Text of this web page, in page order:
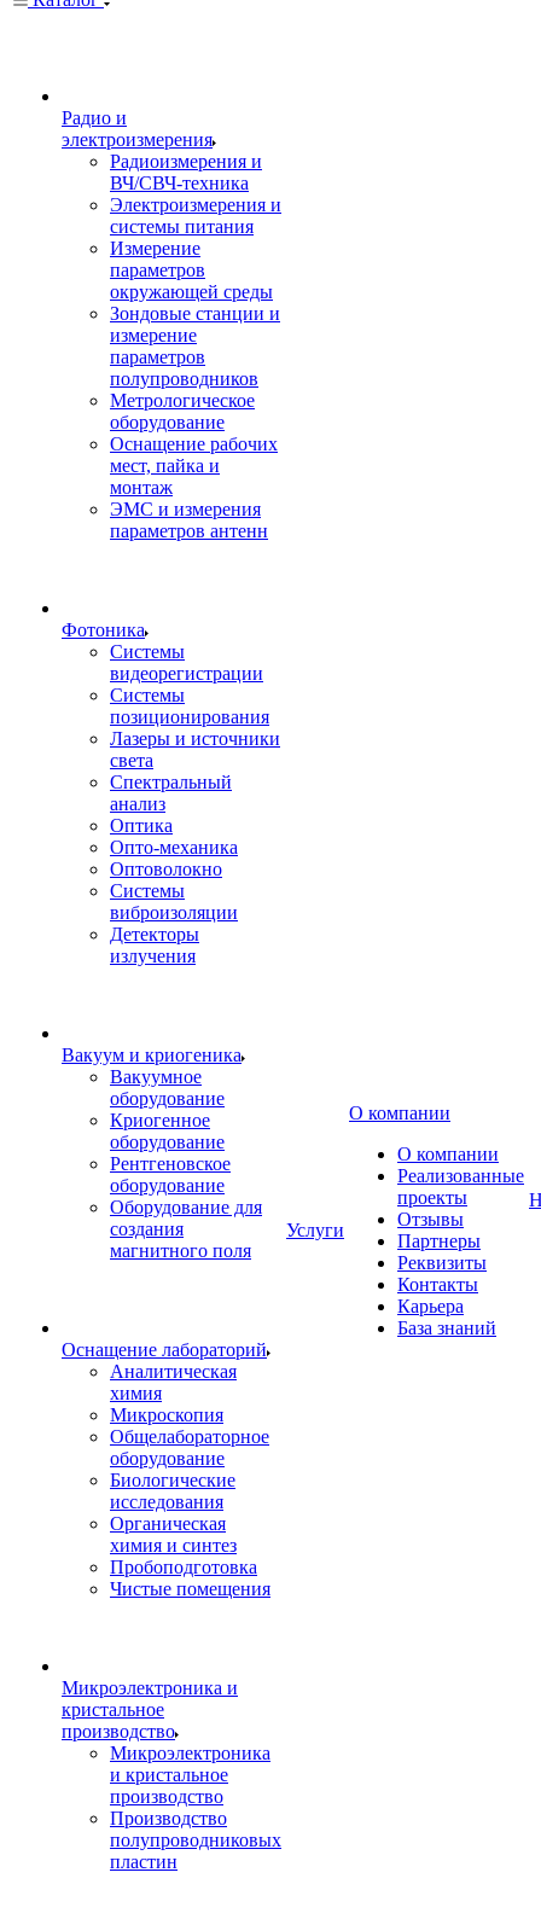
Радио и
электроизмерения
Радиоизмерения и
ВЧ/СВЧ-техника
Электроизмерения и
системы питания
Измерение
параметров
окружающей среды
Зондовые станции и
измерение
параметров
полупроводников
Метрологическое
оборудование
Оснащение рабочих
мест, пайка и
монтаж
ЭМС и измерения
параметров антенн
Фотоника
Cистемы
видеорегистрации
Системы
позиционирования
Лазеры и источники
света
Спектральный
анализ
Оптика
Опто-механика
Оптоволокно
Системы
виброизоляции
Детекторы
излучения
Вакуум и криогеника
Вакуумное
оборудование
Криогенное
оборудование
Рентгеновское
оборудование
Оборудование для
создания
магнитного поля
Оснащение лабораторий
Аналитическая
химия
Микроскопия
Общелабораторное
оборудование
Биологические
исследования
Органическая
химия и синтез
Пробоподготовка
Чистые помещения
Микроэлектроника и
кристальное
производство
Микроэлектроника
и кристальное
производство
Производство
полупроводниковых
пластин
Услуги
О компании
О компании
Реализованные
проекты
Отзывы
Партнеры
Реквизиты
Контакты
Карьера
База знаний